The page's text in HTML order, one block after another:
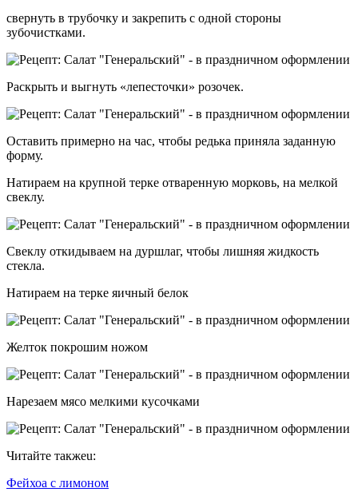
свернуть в трубочку и закрепить с одной стороны
зубочистками.
Раскрыть и выгнуть «лепесточки» розочек.
Оставить примерно на час, чтобы редька приняла заданную
форму.
Натираем на крупной терке отваренную морковь, на мелкой
свеклу.
Свеклу откидываем на дуршлаг, чтобы лишняя жидкость
стекла.
Натираем на терке яичный белок
Желток покрошим ножом
Нарезаем мясо мелкими кусочками
Читайте такжеu:
Фейхоа с лимоном